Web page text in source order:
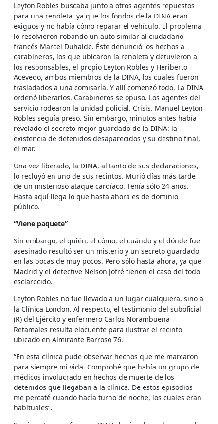
Leyton Robles buscaba junto a otros agentes repuestos
para una renoleta, ya que los fondos de la DINA eran
exiguos y no había cómo reparar el vehículo. El problema
lo resolvieron robando un auto similar al ciudadano
francés Marcel Duhalde. Éste denunció los hechos a
carabineros, los que ubicaron la renoleta y detuvieron a
los responsables, el propio Leyton Robles y Heriberto
Acevedo, ambos miembros de la DINA, los cuales fueron
trasladados a una comisaría. Y allí comenzó todo. La DINA
ordenó liberarlos. Carabineros se opuso. Los agentes del
servicio rodearon la unidad policial. Crisis. Manuel Leyton
Robles seguía preso. Sin embargo, minutos antes había
revelado el secreto mejor guardado de la DINA: la
existencia de detenidos desaparecidos y su destino final,
el mar.
Una vez liberado, la DINA, al tanto de sus declaraciones,
lo recluyó en uno de sus recintos. Murió días más tarde
de un misterioso ataque cardíaco. Tenía sólo 24 años.
Hasta aquí llega lo que hasta ahora es de dominio
público.
“Viene paquete”
Sin embargo, el quién, el cómo, el cuándo y el dónde fue
asesinado resultó ser un misterio y un secreto guardado
en las bocas de muy pocos. Pero sólo hasta ahora, ya que
Madrid y el detective Nelson Jofré tienen el caso del todo
esclarecido.
Leyton Robles no fue llevado a un lugar cualquiera, sino a
la Clínica London. Al respecto, el testimonio del suboficial
(R) del Ejército y enfermero Carlos Norambuena
Retamales resulta elocuente para ilustrar el recinto
ubicado en Almirante Barroso 76.
“En esta clínica pude observar hechos que me marcaron
para siempre mi vida. Comprobé que había un grupo de
médicos involucrado en hechos de muerte de los
detenidos que llegaban a la clínica. De estos episodios
me percaté cuando hacía turno de noche, los cuales eran
habituales”.